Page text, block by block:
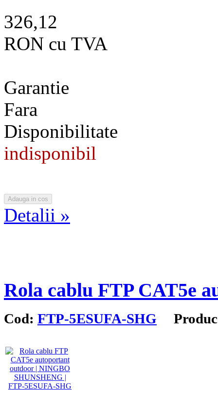
326,12
RON cu TVA
Garantie
Fara
Disponibilitate
indisponibil
Detalii »
Rola cablu FTP CAT5e
Cod: FTP-5ESUFA-SHG